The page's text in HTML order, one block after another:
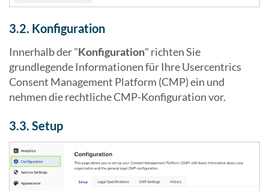
3.2. Konfiguration
Innerhalb der "Konfiguration" richten Sie
grundlegende Informationen für Ihre Usercentrics
Consent Management Platform (CMP) ein und
nehmen die rechtliche CMP-Konfiguration vor.
3.3. Setup